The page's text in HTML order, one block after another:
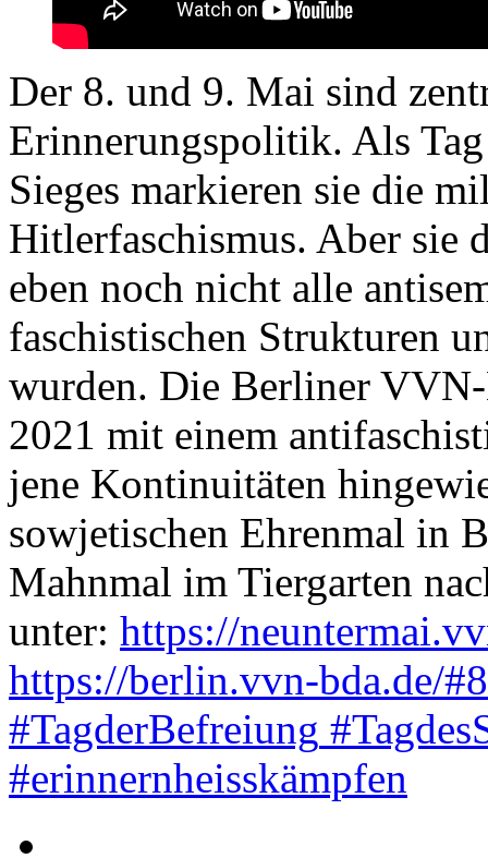
Der 8. und 9. Mai sind
Erinnerungspolitik. Als
Sieges markieren sie die
Hitlerfaschismus. Aber sie
eben noch nicht alle
faschistischen Strukturen
wurden. Die Berliner
2021 mit einem
jene Kontinuitäten
sowjetischen Ehrenmal in
Mahnmal im Tiergarten
unter: https://
https://berlin.vvn-bda.de/
#TagderBefreiung
#erinnernheisskämpfen